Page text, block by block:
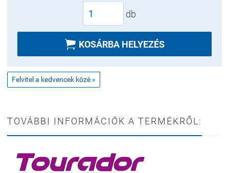
db
 KOSÁRBA HELYEZÉS
Felvitel a kedvencek közé »
TOVÁBBI INFORMÁCIÓK A TERMÉKRŐL: